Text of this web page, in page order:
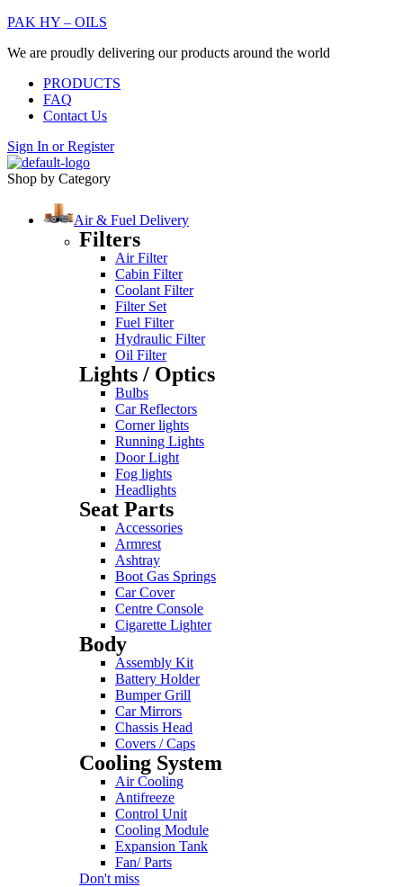
PAK HY – OILS
We are proudly delivering our products around the world
PRODUCTS
FAQ
Contact Us
Sign In orRegister
Shop by Category
Air & Fuel Delivery
Filters
Air Filter
Cabin Filter
Coolant Filter
Filter Set
Fuel Filter
Hydraulic Filter
Oil Filter
Lights / Optics
Bulbs
Car Reflectors
Corner lights
Running Lights
Door Light
Fog lights
Headlights
Seat Parts
Accessories
Armrest
Ashtray
Boot Gas Springs
Car Cover
Centre Console
Cigarette Lighter
Body
Assembly Kit
Battery Holder
Bumper Grill
Car Mirrors
Chassis Head
Covers / Caps
Cooling System
Air Cooling
Antifreeze
Control Unit
Cooling Module
Expansion Tank
Fan/ Parts
Don't miss